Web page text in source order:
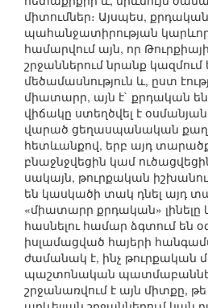
միտումներ։ Այսպես, քրդական
պահանջատիրության
համարվում այն, որ
շրջաններում նրանք
մեծամասնություն և, ըստ
միատարր, այն է` քրդական
վիճակը ստեղծվել է
վարած ցեղասպանական
հետևանքով, երբ այդ
բնաջնջվեցին կամ
սակայն, թուրքական
են կասկածի տակ դնել այդ
«միատարր քրդական»
հասնելու համար ձգտում են
իսլամացված հայերի
ժամանակ է, ինչ թուրքական
պաշտոնական
շրջանառվում է այն միտքը,